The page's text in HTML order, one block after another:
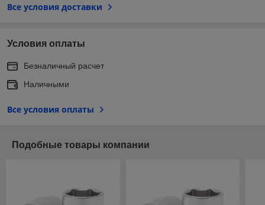
Все условия доставки
Условия оплаты
Безналичный расчет
Наличными
Все условия оплаты
Подобные товары компании